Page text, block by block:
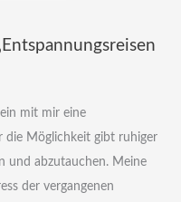
mit mir eine
die Möglichkeit gibt ruhiger
und abzutauchen. Meine
der vergangenen